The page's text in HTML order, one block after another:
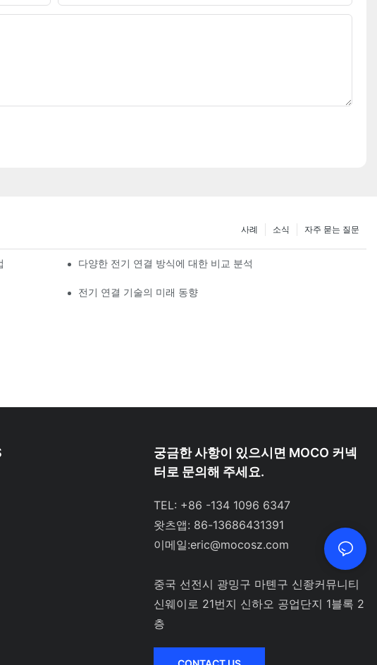
자주 묻는 질문
소식
사례
다양한 전기 연결 방식에 대한 비교 분석
전기 연결 기술의 미래 동향
궁금한 사항이 있으시면 MOCO 커넥
터로 문의해 주세요.
TEL: +86 -134 1096 6347
왓츠앱: 86-13686431391
이메일:eric@mocosz.com
중국 선전시 광밍구 마톈구 신좡커뮤니티
신웨이로 21번지 신하오 공업단지 1블록 2
층